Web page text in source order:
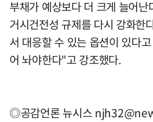
부채가 예상보다 더 크게 늘어
거시건전성 규제를 다시 강화한
서 대응할 수 있는 옵션이 있다
어 놔야한다"고 강조했다.
◎공감언론 뉴시스